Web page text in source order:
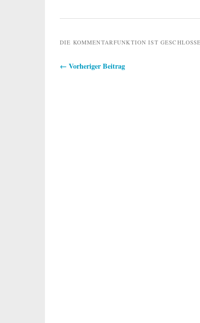
DIE KOMMENTARFUNKTION IST
← Vorheriger Beitrag